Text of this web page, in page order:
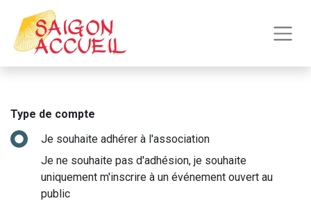
Type de compte
Je souhaite adhérer à l'association
Je ne souhaite pas d'adhésion, je souhaite
uniquement m'inscrire à un événement ouvert au
public